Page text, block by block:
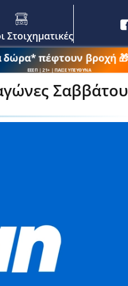
Στοιχηματικές
δώρα* πέφτουν βροχή 🎁
ΕΕΕΠ | 21+ | ΠΑΙΞΕ ΥΠΕΥΘΥΝΑ
Σαββάτου